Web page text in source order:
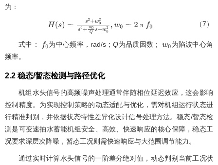
为：
π
H (s) =s2+w02s2+w0Qs+w 0 2,w （7）
式中： f0
为中心频率，rad/s；Q为品质因数； w0
为陷波中心角
频率。
2.2 稳态/暂态检测与路径优化
机组水头信号的高频噪声处理通常伴随相位延迟效应，这会影响
控制精度。为实现控制策略的动态适配与优化，需对机组运行状态进
行精准判别，并依据状态特性差异化设计信号处理方法。稳态/暂态检
测是可变速抽水蓄能机组安全、高效、快速响应的核心保障，稳态工
况要求深层次降噪，暂态工况则需快速响应与大范围调节能力。
通过实时计算水头信号的一阶差分绝对值，动态判别当前工况状